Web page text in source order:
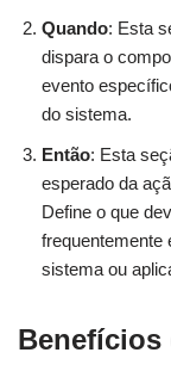
Quando: Esta
dispara o
evento
do sistema.
Então: Esta
esperado da
Define o que
frequentemente
sistema ou
Benefícios